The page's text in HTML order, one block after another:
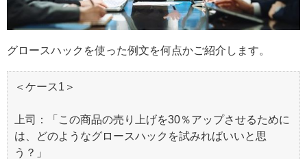
グロースハックを使った例文を何点かご紹介します。
＜ケース1＞
上司：「この商品の売り上げを30％アップさせるために
は、どのようなグロースハックを試みればいいと思
う？」